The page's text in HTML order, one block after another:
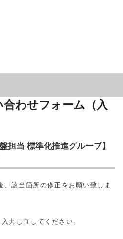
わせフォーム（入
当 標準化推進グループ】
、該当箇所の修正をお願い致しま
力し直してください。